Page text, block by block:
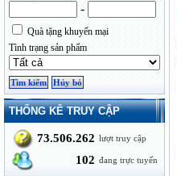
-
Quà tặng khuyến mại
Tình trạng sản phẩm
THỐNG KÊ TRUY CẬP
73.506.262 lượt truy cập
102 đang trực tuyến